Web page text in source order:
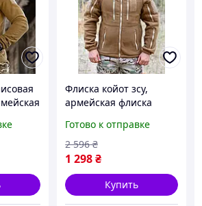
Флиска койот зсу,
армейская флиска
теплая тактическая
кофта койот 58 frocgs
Готово к отправке
1 298₴
2 596 ₴
Купить